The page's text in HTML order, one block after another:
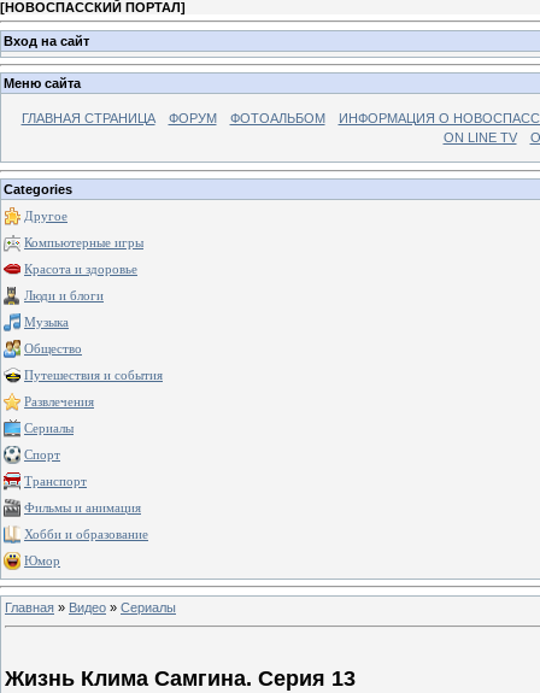
[НОВОСПАССКИЙ ПОРТАЛ]
Вход на сайт
Меню сайта
ГЛАВНАЯ СТРАНИЦА ФОРУМ ФОТОАЛЬБОМ
ИНФОРМАЦИЯ О
ON LINE TV
Categories
Другое
Компьютерные игры
Красота и здоровье
Люди и блоги
Музыка
Общество
Путешествия и события
Развлечения
Сериалы
Спорт
Транспорт
Фильмы и анимация
Хобби и образование
Юмор
Главная » Видео » Сериалы
Жизнь Клима Самгина. Серия 13